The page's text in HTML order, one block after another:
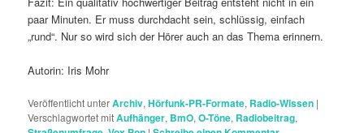
paar Minuten. Er muss durchdacht sein, schlüssig, einfach
„rund“. Nur so wird sich der Hörer auch an das Thema erinnern.
Autorin: Iris Mohr
Veröffentlicht unterArchiv,Hörfunk-PR-Formate, Radio-Wissen |
Verschlagwortet mitAufhänger, BmO,O-Töne, Radiobeitrag,